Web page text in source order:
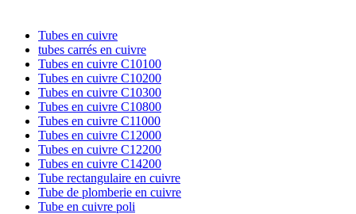
Tubes en cuivre
tubes carrés en cuivre
Tubes en cuivre C10100
Tubes en cuivre C10200
Tubes en cuivre C10300
Tubes en cuivre C10800
Tubes en cuivre C11000
Tubes en cuivre C12000
Tubes en cuivre C12200
Tubes en cuivre C14200
Tube rectangulaire en cuivre
Tube de plomberie en cuivre
Tube en cuivre poli